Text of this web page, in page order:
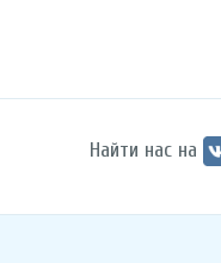
Найти нас на